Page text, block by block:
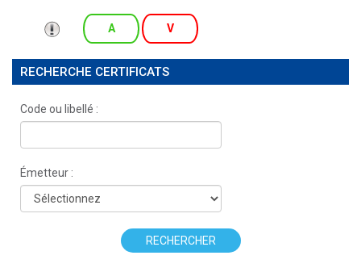
A V
RECHERCHE CERTIFICATS
Code ou libellé :
Émetteur :
RECHERCHER